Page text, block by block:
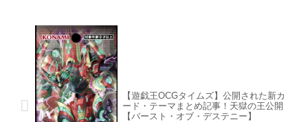
【遊戯王OCGタイムズ】公開された新カ
ード・テーマまとめ記事！天獄の王公開
【バースト・オブ・デステニー】